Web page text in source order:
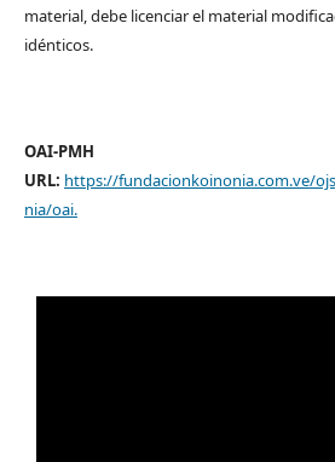
material, debe licenciar el material
idénticos.
OAI-PMH
URL: https://fundacionkoinonia.com.ve/
nia/oai.